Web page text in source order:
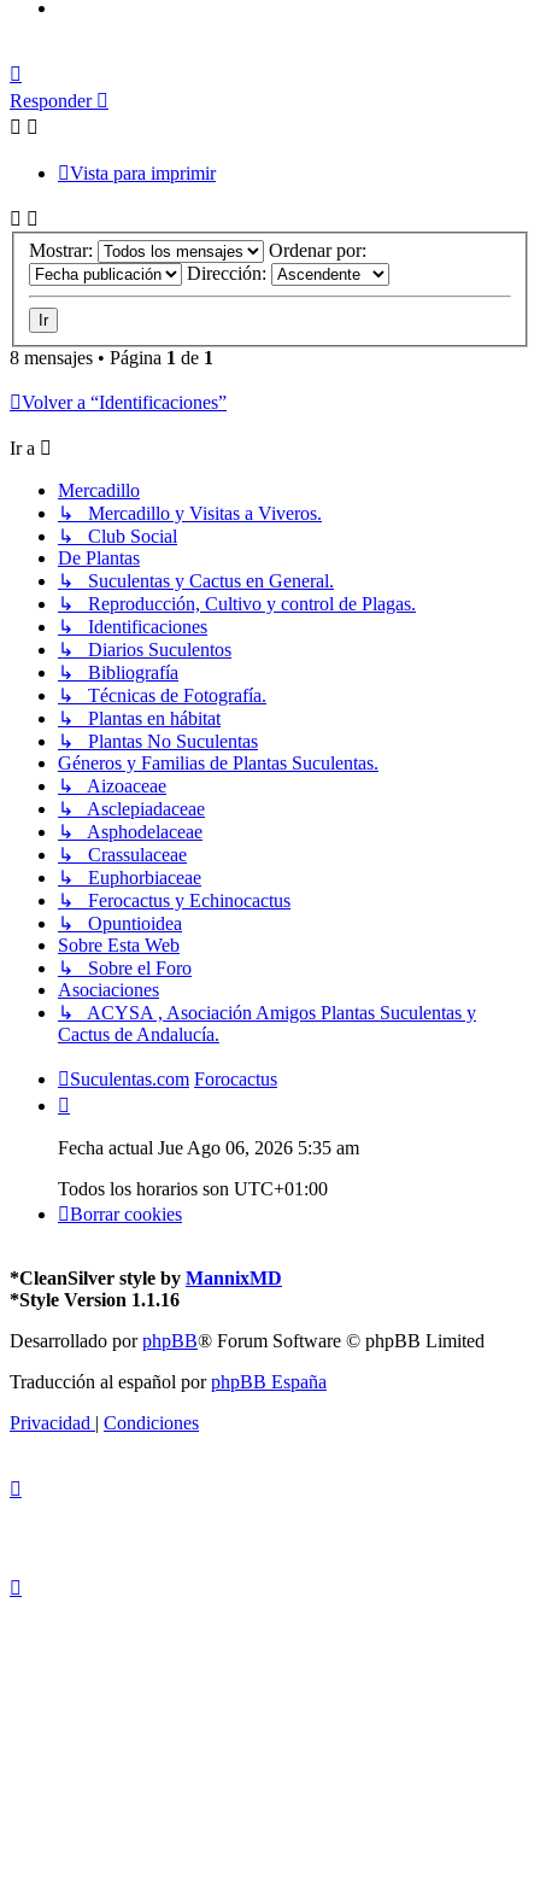
Responder
Vista para imprimir
Mostrar:
Ordenar por:
Dirección:
8 mensajes • Página 1 de 1
Volver a “Identificaciones”
Ir a
Mercadillo
↳ Mercadillo y Visitas a Viveros.
↳ Club Social
De Plantas
↳ Suculentas y Cactus en General.
↳ Reproducción, Cultivo y control de Plagas.
↳ Identificaciones
↳ Diarios Suculentos
↳ Bibliografía
↳ Técnicas de Fotografía.
↳ Plantas en hábitat
↳ Plantas No Suculentas
Géneros y Familias de Plantas Suculentas.
↳ Aizoaceae
↳ Asclepiadaceae
↳ Asphodelaceae
↳ Crassulaceae
↳ Euphorbiaceae
↳ Ferocactus y Echinocactus
↳ Opuntioidea
Sobre Esta Web
↳ Sobre el Foro
Asociaciones
↳ ACYSA , Asociación Amigos Plantas Suculentas y
Cactus de Andalucía.
Suculentas.com Forocactus
Fecha actual Jue Ago 06, 2026 5:35 am
Todos los horarios son UTC+01:00
Borrar cookies
*CleanSilver style by MannixMD
*Style Version 1.1.16
Desarrollado porphpBB® Forum Software © phpBB Limited
Traducción al español porphpBB España
Privacidad | Condiciones